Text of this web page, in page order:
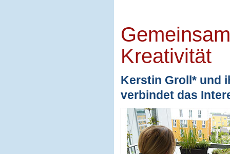
Kreativität
Kerstin Groll* und
verbindet das